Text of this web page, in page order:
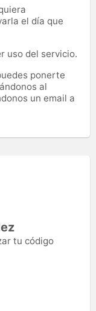
el día que
uso del servicio.
ponerte
al
un email a
tu código